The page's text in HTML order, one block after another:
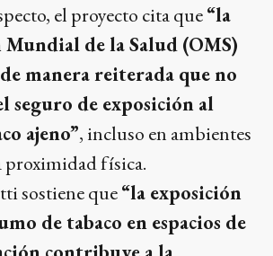
el proyecto cita que“la
de la Salud (OMS)
manera reiterada que no
seguro de exposición al
ajeno”, incluso en ambientes
proximidad física.
sostiene que“la exposición
de tabaco en espacios de